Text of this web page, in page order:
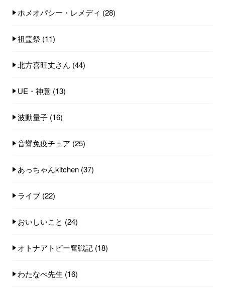
ホメオパシー・レメディ (28)
祖霊祭 (11)
北方喜旺丈さん (44)
UE・神意 (13)
波動量子 (16)
音響免疫チェア (25)
あっちゃんkitchen (37)
ライブ (22)
おいしいこと (24)
オトナアトピー奮戦記 (18)
わたなべ先生 (16)